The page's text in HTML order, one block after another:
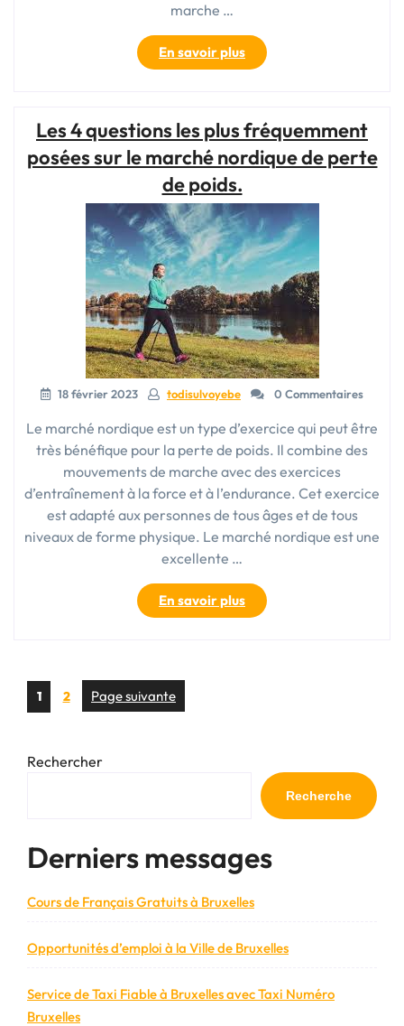
marche …
En savoir plus« La
marche
maigrir
:
les
questions
les
plus
fréquemment
posées »
Les 4 questions les plus fréquemment
posées sur le marché nordique de perte
de poids.
18 février 2023 todisulvoyebe 0 Commentaires
Le marché nordique est un type d’exercice qui peut être
très bénéfique pour la perte de poids. Il combine des
mouvements de marche avec des exercices
d’entraînement à la force et à l’endurance. Cet exercice
est adapté aux personnes de tous âges et de tous
niveaux de forme physique. Le marché nordique est une
excellente …
En savoir plus« Les
4
marché
nordique
de
Posts
Page
1 Page
2 Page suivante
Rechercher
Recherche
Derniers messages
Cours de Français Gratuits à Bruxelles
Opportunités d’emploi à la Ville de Bruxelles
Service de Taxi Fiable à Bruxelles avec Taxi Numéro
Bruxelles